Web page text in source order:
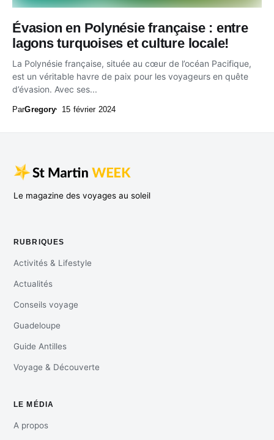
Évasion en Polynésie française : entre
lagons turquoises et culture locale!
La Polynésie française, située au cœur de l’océan Pacifique,
est un véritable havre de paix pour les voyageurs en quête
d’évasion. Avec ses...
ParGregory 15 février 2024
Le magazine des voyages au soleil
RUBRIQUES
Activités & Lifestyle
Actualités
Conseils voyage
Guadeloupe
Guide Antilles
Voyage & Découverte
LE MÉDIA
A propos